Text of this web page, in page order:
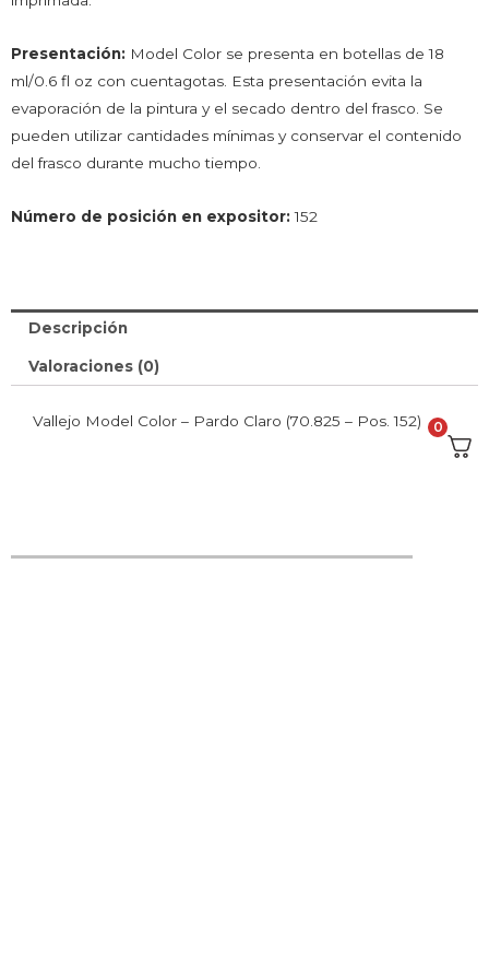
Presentación: Model Color se presenta en botellas de 18
ml/0.6 fl oz con cuentagotas. Esta presentación evita la
evaporación de la pintura y el secado dentro del frasco. Se
pueden utilizar cantidades mínimas y conservar el contenido
del frasco durante mucho tiempo.
Número de posición en expositor:152
Descripción
Valoraciones (0)
Vallejo Model Color – Pardo Claro (70.825 – Pos. 152) 0